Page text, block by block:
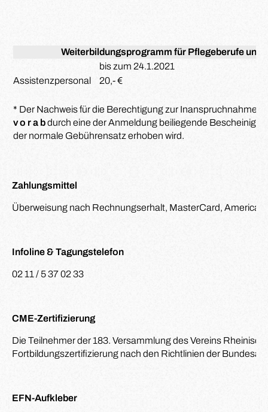
Weiterbildungsprogramm für Pflegeberufe und
bis zum 24.1.2021
Assistenzpersonal
20,- €
* Der Nachweis für die Berechtigung zur Inanspruchnahme
v o r a bdurch eine der Anmeldung beiliegende
der normale Gebührensatz erhoben wird.
Zahlungsmittel
Überweisung nach Rechnungserhalt, MasterCard, American
Infoline & Tagungstelefon
02 11 / 5 37 02 33
CME-Zertifizierung
Die Teilnehmer der 183. Versammlung des Vereins
Fortbildungszertifizierung nach den Richtlinien der
EFN-Aufkleber